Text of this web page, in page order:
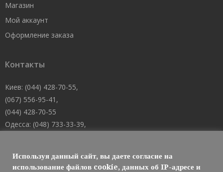
Магазин
Мой аккаунт
Оформление заказа
Контакты
Киев: (044) 428-70-55,
(067) 556-95-41,
(044) 428-70-55
Одесса: (048) 733-33-39,
Днепр: (067) 488-10-45
Используя данный сайт, вы даете согласие на
использование файлов cookie, данных об IP-адресе и